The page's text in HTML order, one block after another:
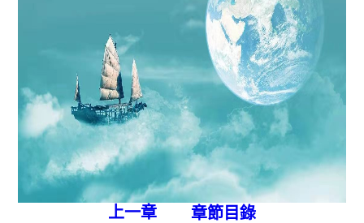
上一章 章節目錄